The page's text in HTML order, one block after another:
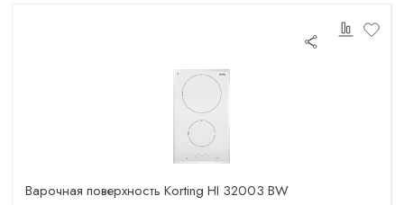
Варочная поверхность Korting HI 32003 BW